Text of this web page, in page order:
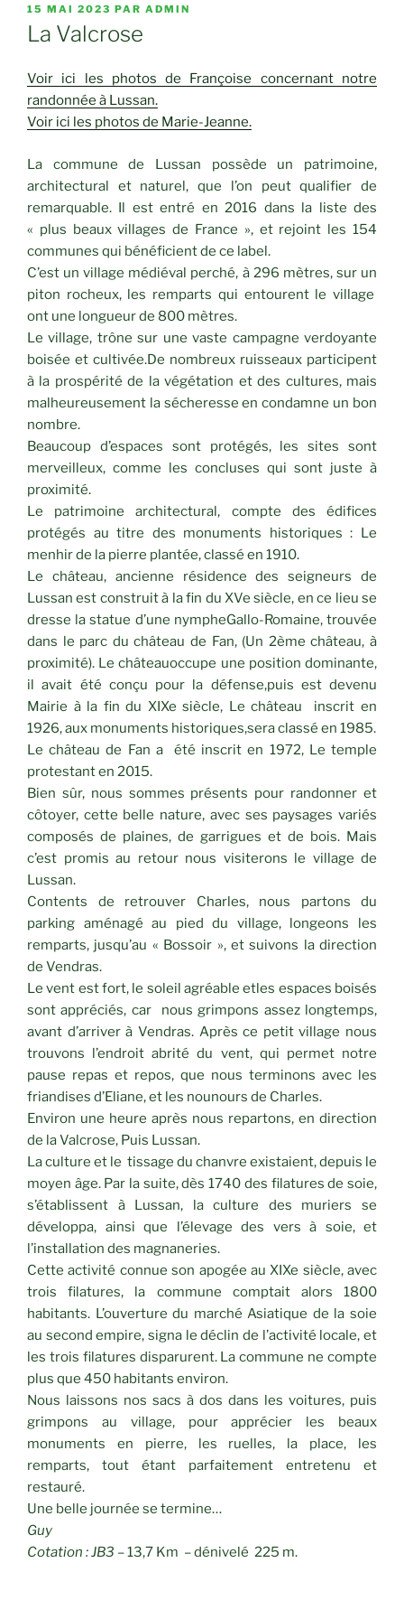
PUBLIÉ
LE
15 MAI 2023 PAR ADMIN
La Valcrose
Voir ici les photos de Françoise concernant notre
randonnée à Lussan.
Voir ici les photos de Marie-Jeanne.
La commune de Lussan possède un patrimoine,
architectural et naturel, que l’on peut qualifier de
remarquable. Il est entré en 2016 dans la liste des
« plus beaux villages de France », et rejoint les 154
communes qui bénéficient de ce label.
C’est un village médiéval perché, à 296 mètres, sur un
piton rocheux, les remparts qui entourent le village
ont une longueur de 800 mètres.
Le village, trône sur une vaste campagne verdoyante
boisée et cultivée.De nombreux ruisseaux participent
à la prospérité de la végétation et des cultures, mais
malheureusement la sécheresse en condamne un bon
nombre.
Beaucoup d’espaces sont protégés, les sites sont
merveilleux, comme les concluses qui sont juste à
proximité.
Le patrimoine architectural, compte des édifices
protégés au titre des monuments historiques : Le
menhir de la pierre plantée, classé en 1910.
Le château, ancienne résidence des seigneurs de
Lussan est construit à la fin du XVe siècle, en ce lieu se
dresse la statue d’une nympheGallo-Romaine, trouvée
dans le parc du château de Fan, (Un 2ème château, à
proximité). Le châteauoccupe une position dominante,
il avait été conçu pour la défense,puis est devenu
Mairie à la fin du XIXe siècle, Le château inscrit en
1926, aux monuments historiques,sera classé en 1985.
Le château de Fan a été inscrit en 1972, Le temple
protestant en 2015.
Bien sûr, nous sommes présents pour randonner et
côtoyer, cette belle nature, avec ses paysages variés
composés de plaines, de garrigues et de bois. Mais
c’est promis au retour nous visiterons le village de
Lussan.
Contents de retrouver Charles, nous partons du
parking aménagé au pied du village, longeons les
remparts, jusqu’au « Bossoir », et suivons la direction
de Vendras.
Le vent est fort, le soleil agréable etles espaces boisés
sont appréciés, car nous grimpons assez longtemps,
avant d’arriver à Vendras. Après ce petit village nous
trouvons l’endroit abrité du vent, qui permet notre
pause repas et repos, que nous terminons avec les
friandises d’Eliane, et les nounours de Charles.
Environ une heure après nous repartons, en direction
de la Valcrose, Puis Lussan.
La culture et le tissage du chanvre existaient, depuis le
moyen âge. Par la suite, dès 1740 des filatures de soie,
s’établissent à Lussan, la culture des muriers se
développa, ainsi que l’élevage des vers à soie, et
l’installation des magnaneries.
Cette activité connue son apogée au XIXe siècle, avec
trois filatures, la commune comptait alors 1800
habitants. L’ouverture du marché Asiatique de la soie
au second empire, signa le déclin de l’activité locale, et
les trois filatures disparurent. La commune ne compte
plus que 450 habitants environ.
Nous laissons nos sacs à dos dans les voitures, puis
grimpons au village, pour apprécier les beaux
monuments en pierre, les ruelles, la place, les
remparts, tout étant parfaitement entretenu et
restauré.
Une belle journée se termine…
Guy
Cotation : JB3 –13,7 Km – dénivelé 225 m.